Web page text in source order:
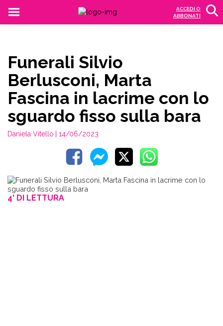
ACCEDI O
ABBONATI
Funerali Silvio
Berlusconi, Marta
Fascina in lacrime con lo
sguardo fisso sulla bara
Daniela Vitello | 14/06/2023
4' DI LETTURA